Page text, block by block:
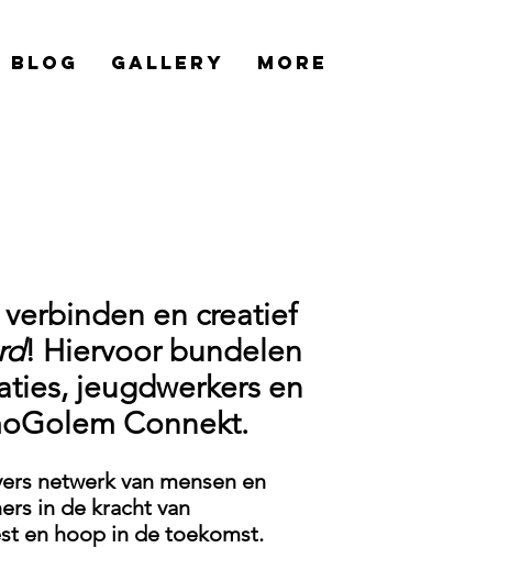
Blog Gallery More
en creatief
! Hiervoor bundelen
jeugdwerkers en
Connekt.
netwerk van mensen en
in de kracht van
en hoop in de toekomst.